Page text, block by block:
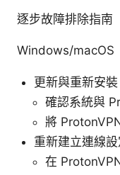
逐步故障排除指南
Windows/macOS
更新與重新安裝
確認系統與
將
重新建立連線設
在